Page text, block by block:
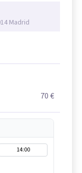
Madrid
70 €
14:00